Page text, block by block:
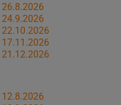
26.8.2026
24.9.2026
22.10.2026
17.11.2026
21.12.2026
12.8.2026